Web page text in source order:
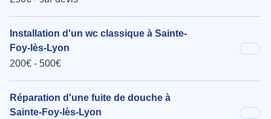
Installation d'un wc classique à Sainte-
Foy-lès-Lyon
200€ - 500€
Réparation d'une fuite de douche à
Sainte-Foy-lès-Lyon